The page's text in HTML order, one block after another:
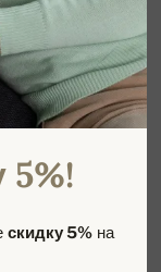
5%!
скидку 5% на